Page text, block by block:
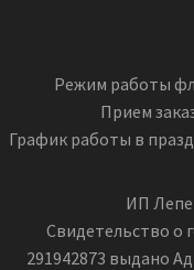
Режим работы
Прием
График работы в
ИП
Свидетельство о
291942873 выдано